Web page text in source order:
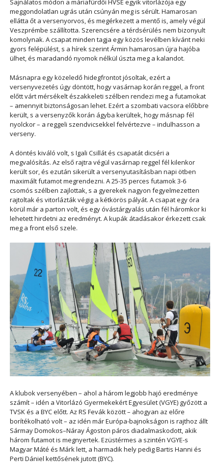
Sajnálatos módon a máriafürdői HVSE egyik vitorlázója egy
meggondolatlan ugrás után csúnyán meg is sérült. Hamarosan
ellátta őt a versenyorvos, és megérkezett a mentő is, amely végül
Veszprémbe szállította. Szerencsére a térdsérülés nem bizonyult
komolynak. A csapat minden tagja egy közös levélben kívánt neki
gyors felépülést, s a hírek szerint Ármin hamarosan újra hajóba
ülhet, és maradandó nyomok nélkül úszta meg a kalandot.
Másnapra egy közeledő hidegfrontot jósoltak, ezért a
versenyvezetés úgy döntött, hogy vasárnap korán reggel, a front
előtt várt mérsékelt északkeleti szélben rendezi meg a futamokat
– amennyit biztonságosan lehet. Ezért a szombati vacsora előbbre
került, s a versenyzők korán ágyba kerültek, hogy másnap fél
nyolckor – a reggeli szendvicsekkel felvértezve – indulhasson a
verseny.
A döntés kiváló volt, s Igali Csillát és csapatát dicséri a
megvalósítás. Az első rajtra végül vasárnap reggel fél kilenkor
került sor, és ezután sikerült a versenyutasításban napi ötben
maximált futamot megrendezni. A 25-35 perces futamok 3-6
csomós szélben zajlottak, s a gyerekek nagyon fegyelmezetten
rajtoltak és vitorlázták végig a kétkörös pályát. A csapat egy óra
körül már a parton volt, és egy óvástárgyalás után fél háromkor ki
lehetett hirdetni az eredményt. A kupák átadásakor érkezett csak
meg a front első szele.
A klubok versenyében – ahol a három legjobb hajó eredménye
számít – idén a Vitorlázó Gyermekekért Egyesület (VGYE) győzött a
TVSK és a BYC előtt. Az RS Fevák között – ahogyan az előre
borítékolható volt – az idén már Európa-bajnokságon is rajthoz állt
Sármay Domokos–Náray Ágoston páros diadalmaskodott, akik
három futamot is megnyertek. Ezüstérmes a szintén VGYE-s
Magyar Máté és Márk lett, a harmadik hely pedig Bartis Hanni és
Perti Dániel kettősének jutott (BYC).